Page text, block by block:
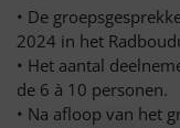
• De
2024 in het
• Het aantal
de 6 à 10 personen.
• Na afloop van het